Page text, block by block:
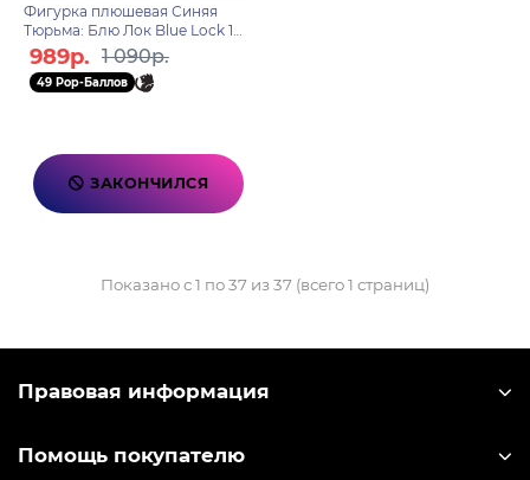
Фигурка плюшевая Синяя
Тюрьма: Блю Лок Blue Lock 1
шт blind box N12005
989р. 1 090р.
49 Pop-Баллов
ЗАКОНЧИЛСЯ
Показано с 1 по 37 из 37 (всего 1 страниц)
Правовая информация
Помощь покупателю